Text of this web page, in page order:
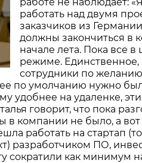
работать над двумя
заказчиков из
должны закончиться в
начале лета. Пока все в
режиме. Единственное,
сотрудники по
по умолчанию нужно
удобнее на удаленке,
говорит, что пока
в компании не было, а
работать на стартап
разработчиком ПО,
сократили как минимум